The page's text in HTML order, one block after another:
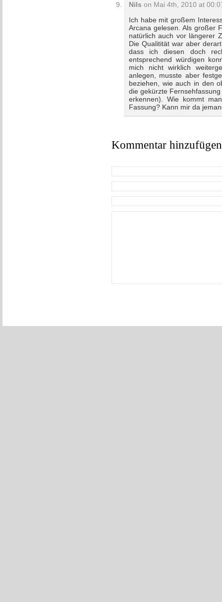
Nils on Mai 4th, 2010 at
Ich habe mit großem
Arcana gelesen. Als großer
natürlich auch vor längerer
Die Qualitität war aber
dass ich diesen doch
entsprechend würdigen
mich nicht wirklich
anlegen, musste aber
beziehen, wie auch in den
die gekürzte
erkennen). Wie kommt
Fassung? Kann mir da
Kommentar hinzufügen